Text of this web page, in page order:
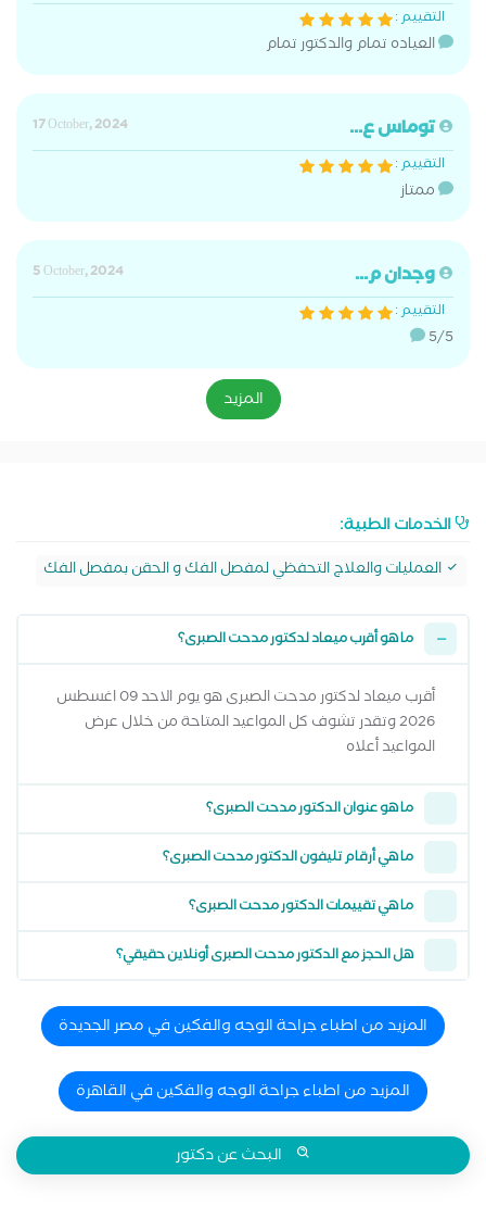
التقييم :
العياده تمام والدكتور تمام
توماس ع...
17 October, 2024
التقييم :
ممتاز
وجدان م...
5 October, 2024
التقييم :
5/5
المزيد
الخدمات الطبية:
العمليات والعلاج التحفظي لمفصل الفك و الحقن بمفصل الفك
ما هو أقرب ميعاد لدكتور مدحت الصبرى؟
أقرب ميعاد لدكتور مدحت الصبرى هو يوم الاحد 09 اغسطس
2026 وتقدر تشوف كل المواعيد المتاحة من خلال عرض
المواعيد أعلاه
ما هو عنوان الدكتور مدحت الصبرى؟
ما هي أرقام تليفون الدكتور مدحت الصبرى؟
ما هي تقييمات الدكتور مدحت الصبرى؟
هل الحجز مع الدكتور مدحت الصبرى أونلاين حقيقي؟
المزيد من اطباء جراحة الوجه والفكين في مصر الجديدة
المزيد من اطباء جراحة الوجه والفكين في القاهرة
البحث عن دكتور